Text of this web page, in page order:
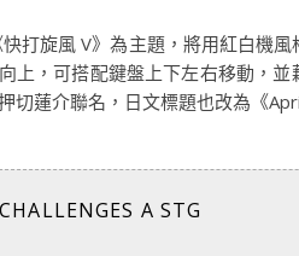
打旋風 V》為主題，將用紅白機風
上，可搭配鍵盤上下左右移動，並
蓮介聯名，日文標題也改為《
A STG